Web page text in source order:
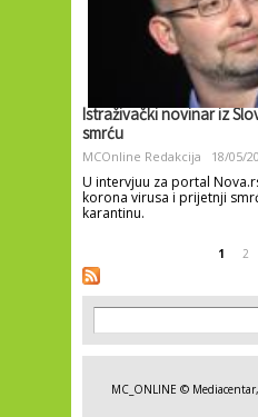
Istraživački novinar iz
smrću
MCOnline Redakcija 18/05/
U intervjuu za portal
korona virusa i prijetnji
karantinu.
Pages 1 2
Search form
Search
MC_ONLINE ©